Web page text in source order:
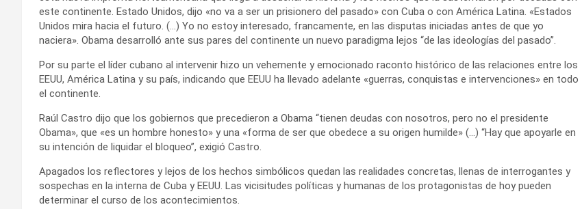
este continente. Estado Unidos, dijo «no va a ser un prisionero del pasado» con Cuba o con América Latina. «Estados
Unidos mira hacia el futuro. (…) Yo no estoy interesado, francamente, en las disputas iniciadas antes de que yo
naciera». Obama desarrolló ante sus pares del continente un nuevo paradigma lejos “de las ideologías del pasado”.
Por su parte el líder cubano al intervenir hizo un vehemente y emocionado raconto histórico de las relaciones entre los
EEUU, América Latina y su país, indicando que EEUU ha llevado adelante «guerras, conquistas e intervenciones» en todo
el continente.
Raúl Castro dijo que los gobiernos que precedieron a Obama “tienen deudas con nosotros, pero no el presidente
Obama», que «es un hombre honesto» y una «forma de ser que obedece a su origen humilde» (…) “Hay que apoyarle en
su intención de liquidar el bloqueo”, exigió Castro.
Apagados los reflectores y lejos de los hechos simbólicos quedan las realidades concretas, llenas de interrogantes y
sospechas en la interna de Cuba y EEUU. Las vicisitudes políticas y humanas de los protagonistas de hoy pueden
determinar el curso de los acontecimientos.